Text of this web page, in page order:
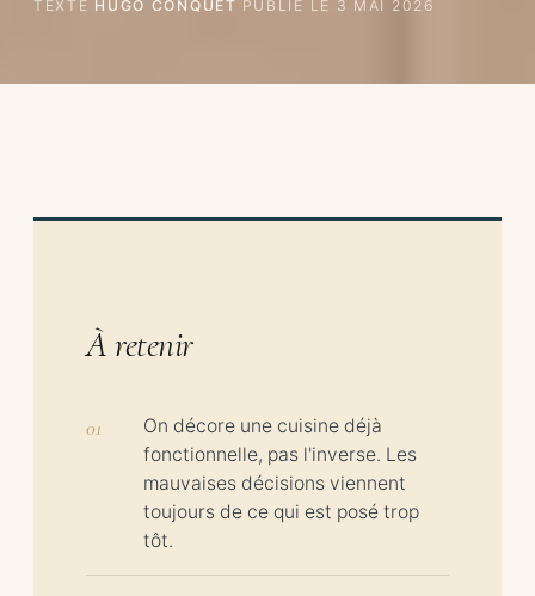
TEXTE HUGO CONQUET PUBLIÉ LE 3 MAI 2026
À retenir
On décore une cuisine déjà
fonctionnelle, pas l'inverse. Les
mauvaises décisions viennent
toujours de ce qui est posé trop
tôt.